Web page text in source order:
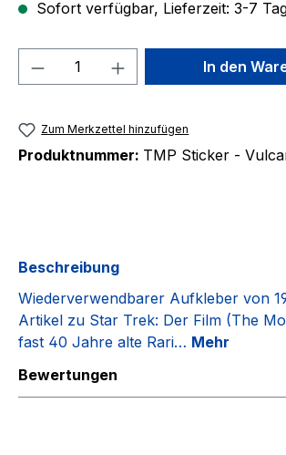
Sofort verfügbar, Lieferzeit: 3-7
Produkt Anzahl: Gib den
In den
Zum Merkzettel hinzufügen
Produktnummer: TMP Sticker -
Beschreibung
Wiederverwendbarer Aufkleber von
Artikel zu Star Trek: Der Film (The
fast 40 Jahre alte Rari… Mehr
Bewertungen